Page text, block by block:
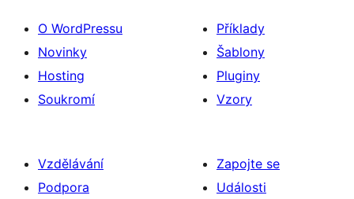
O WordPressu
Novinky
Hosting
Soukromí
Příklady
Šablony
Pluginy
Vzory
Vzdělávání
Podpora
Zapojte se
Události